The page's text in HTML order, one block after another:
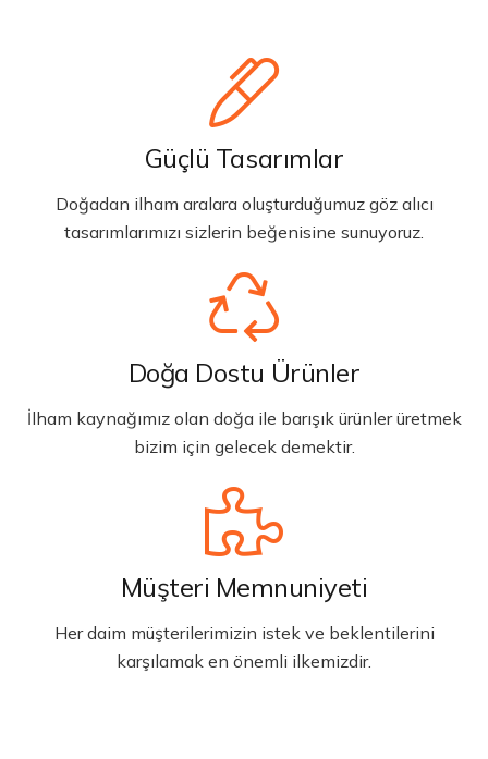
Güçlü Tasarımlar
Doğadan ilham aralara oluşturduğumuz göz alıcı
tasarımlarımızı sizlerin beğenisine sunuyoruz.
Doğa Dostu Ürünler
İlham kaynağımız olan doğa ile barışık ürünler üretmek
bizim için gelecek demektir.
Müşteri Memnuniyeti
Her daim müşterilerimizin istek ve beklentilerini
karşılamak en önemli ilkemizdir.